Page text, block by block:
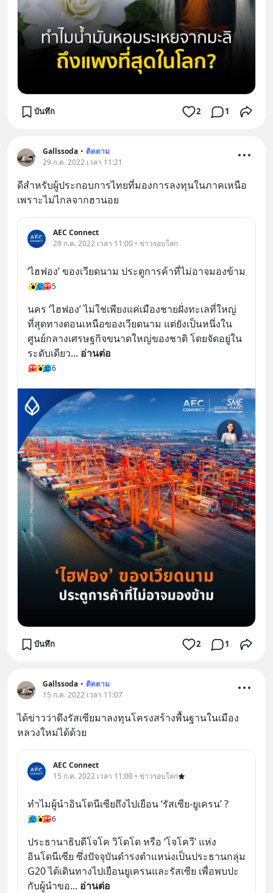
บันทึก 2 1
Gallssoda • ติดตาม
29 ก.ค. 2022 เวลา 11:21
ดีสำหรับผู้ประกอบการไทยที่มองการลงทุนในภาคเหนือ
เพราะไม่ไกลจากฮานอย
AEC Connect
29 ก.ค. 2022 เวลา 11:00 • ข่าวรอบโลก
‘ไฮฟอง’ ของเวียดนาม ประตูการค้าที่ไม่อาจมองข้าม
5
นคร ‘ไฮฟอง’ ไม่ใช่เพียงแค่เมืองชายฝั่งทะเลที่ใหญ่
ที่สุดทางตอนเหนือของเวียดนาม แต่ยังเป็นหนึ่งใน
ศูนย์กลางเศรษฐกิจขนาดใหญ่ของชาติ โดยจัดอยู่ใน
ระดับเดียว... อ่านต่อ
6
บันทึก 2 1
Gallssoda • ติดตาม
15 ก.ค. 2022 เวลา 11:07
ได้ข่าวว่าดึงรัสเซียมาลงทุนโครงสร้างพื้นฐานในเมือง
หลวงใหม่ได้ด้วย
AEC Connect
15 ก.ค. 2022 เวลา 11:00 • ข่าวรอบโลก
ทำไมผู้นำอินโดนีเซียถึงไปเยือน ‘รัสเซีย-ยูเครน’ ?
6
ประธานาธิบดีโจโค วิโดโด หรือ ‘โจโควี’ แห่ง
อินโดนีเซีย ซึ่งปัจจุบันดำรงตำแหน่งเป็นประธานกลุ่ม
G20 ได้เดินทางไปเยือนยูเครนและรัสเซีย เพื่อพบปะ
กับผู้นำขอ... อ่านต่อ